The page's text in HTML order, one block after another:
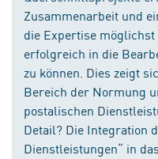
Zusammenarbeit und
die Expertise
erfolgreich in die
zu können. Dies zeigt
Bereich der Normung
postalischen
Detail? Die Integration
Dienstleistungen“ in